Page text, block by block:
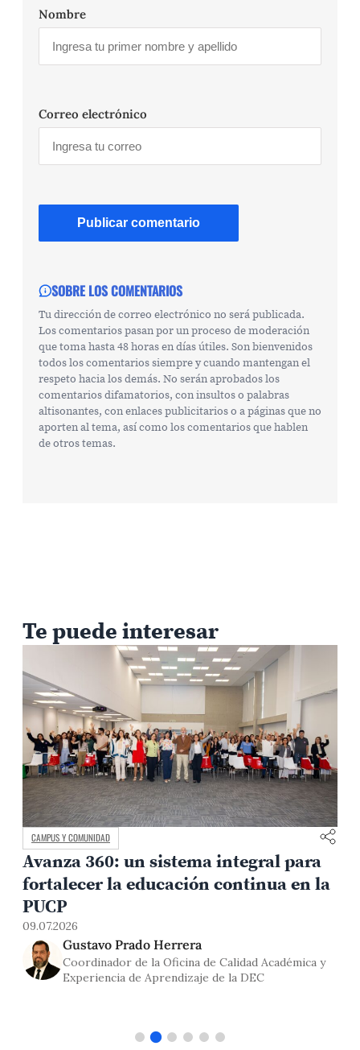
Nombre
Correo electrónico
SOBRE LOS COMENTARIOS
Tu dirección de correo electrónico no será publicada.
Los comentarios pasan por un proceso de moderación
que toma hasta 48 horas en días útiles. Son bienvenidos
todos los comentarios siempre y cuando mantengan el
respeto hacia los demás. No serán aprobados los
comentarios difamatorios, con insultos o palabras
altisonantes, con enlaces publicitarios o a páginas que no
aporten al tema, así como los comentarios que hablen
de otros temas.
Te puede interesar
CAMPUS Y COMUNIDAD
Avanza 360: un sistema integral para
fortalecer la educación continua en la
PUCP
09.07.2026
Gustavo Prado Herrera
Coordinador de la Oficina de Calidad Académica y
Experiencia de Aprendizaje de la DEC